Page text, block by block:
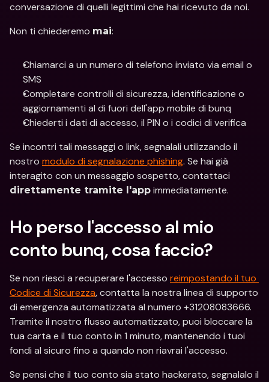
conversazione di quelli legittimi che hai ricevuto da noi.
Non ti chiederemo mai:
Chiamarci a un numero di telefono inviato via email o
SMS
Completare controlli di sicurezza, identificazione o
aggiornamenti al di fuori dell'app mobile di bunq
Chiederti i dati di accesso, il PIN o i codici di verifica
Se incontri tali messaggi o link, segnalali utilizzando il
nostro modulo di segnalazione phishing. Se hai già
direttamente tramite l'app immediatamente.
Ho perso l'accesso al mio
conto bunq, cosa faccio?
Se non riesci a recuperare l'accesso reimpostando il tuo
Codice di Sicurezza, contatta la nostra linea di supporto
di emergenza automatizzata al numero +31208083666.
Tramite il nostro flusso automatizzato, puoi bloccare la
tua carta e il tuo conto in 1 minuto, mantenendo i tuoi
fondi al sicuro fino a quando non riavrai l'accesso.
Se pensi che il tuo conto sia stato hackerato, segnalalo il